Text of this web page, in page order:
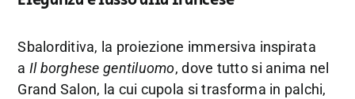
Sbalorditiva, la proiezione immersiva inspirata
a Il borghese gentiluomo, dove tutto si anima nel
Grand Salon, la cui cupola si trasforma in palchi,